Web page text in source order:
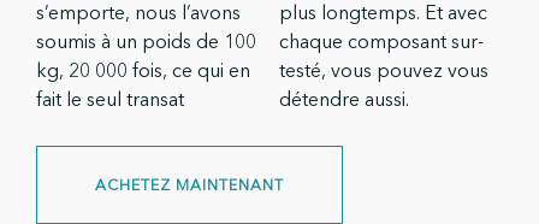
s’emporte, nous l’avons
soumis à un poids de 100
kg, 20 000 fois, ce qui en
fait le seul transat
plus longtemps. Et avec
chaque composant sur-
testé, vous pouvez vous
détendre aussi.
ACHETEZ MAINTENANT